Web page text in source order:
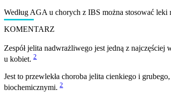
Według AGA u chorych z IBS można stosować
KOMENTARZ
Zespół jelita nadwrażliwego jest jedną z
u kobiet. 2
Jest to przewlekła choroba jelita cienkiego i
biochemicznymi. 2